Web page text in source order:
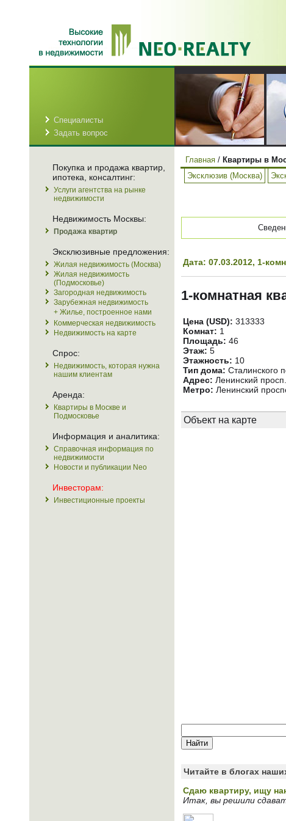
Специалисты
Задать вопрос
Покупка и продажа квартир,
ипотека, консалтинг:
Услуги агентства на рынке
недвижимости
Недвижимость Москвы:
Продажа квартир
Эксклюзивные предложения:
Жилая недвижимость (Москва)
Жилая недвижимость
(Подмосковье)
Загородная недвижимость
Зарубежная недвижимость
+ Жилье, построенное нами
Коммерческая недвижимость
Недвижимость на карте
Спрос:
Недвижимость, которая нужна
нашим клиентам
Аренда:
Квартиры в Москве и
Подмосковье
Информация и аналитика:
Справочная информация по
недвижимости
Новости и публикации Neo
Инвесторам:
Инвестиционные проекты
Главная / Квартиры в
Эксклюзив (Москва)
Дата: 07.03.2012, 1-
1-комнатная
Цена (USD): 313333
Комнат: 1
Площадь: 46
Этаж: 5
Этажность: 10
Тип дома: Сталинского
Адрес: Ленинский
Метро: Ленинский
Объект на карте
Читайте в блогах
Сдаю квартиру, ищу
Итак, вы решили